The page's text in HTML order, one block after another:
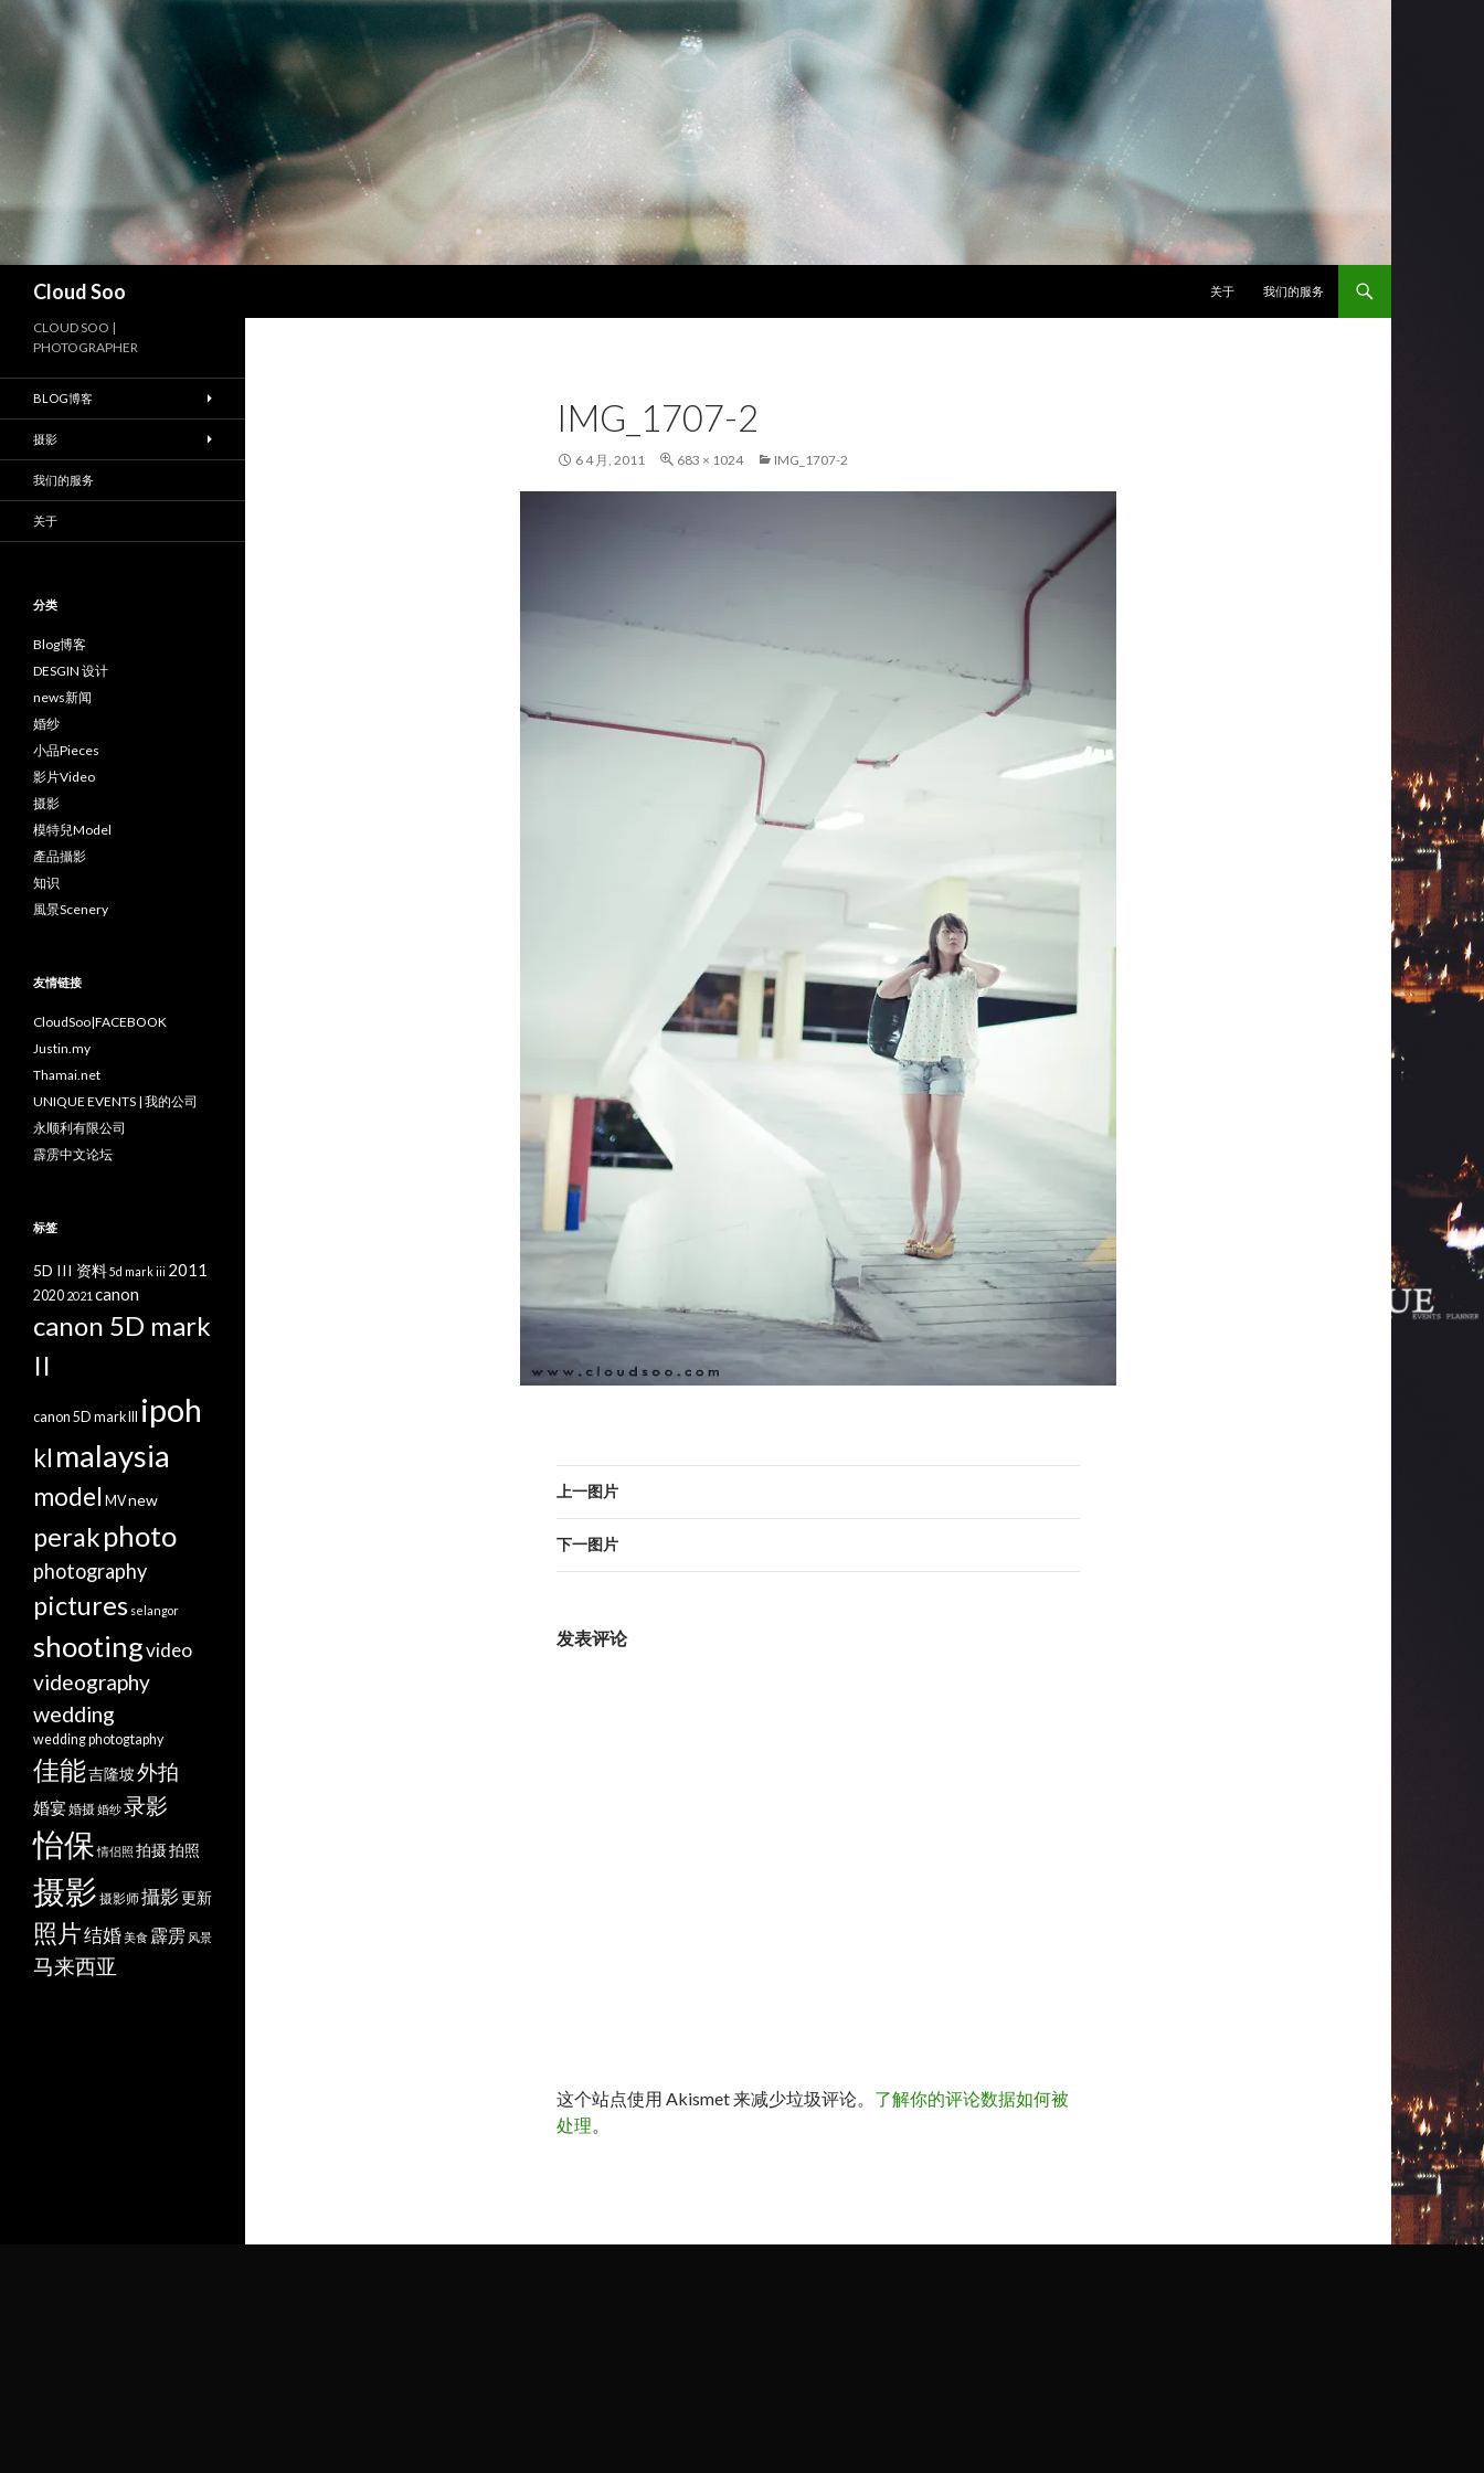
Cloud Soo
关于
我们的服务
IMG_1707-2
6 4 月, 2011 683 × 1024 IMG_1707-2
上一图片
下一图片
发表评论
这个站点使用 Akismet 来减少垃圾评论。 了解你的评论数据如何被
处理。
CLOUD SOO |
PHOTOGRAPHER
BLOG博客
摄影
我们的服务
关于
分类
Blog博客
DESGIN 设计
news新闻
婚纱
小品Pieces
影片Video
摄影
模特兒Model
產品攝影
知识
風景Scenery
友情链接
CloudSoo|FACEBOOK
Justin.my
Thamai.net
UNIQUE EVENTS | 我的公司
永顺利有限公司
霹雳中文论坛
标签
5D III 资料5d mark iii 2011
2020 2021 canon
canon 5D mark
II
canon 5D mark III ipoh
kl malaysia
model MVnew
perakphoto
photography
pictures selangor
shootingvideo
videography
wedding
wedding photogtaphy
佳能吉隆坡外拍
婚宴婚摄婚纱录影
怡保 情侣照 拍摄拍照
摄影 摄影师攝影更新
照片结婚美食 霹雳 风景
马来西亚